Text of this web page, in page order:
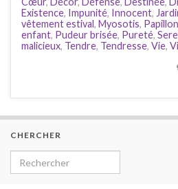
Existence, Impunité, Innocent,
vêtement estival, Myosotis,
enfant, Pudeur brisée, Pureté,
malicieux, Tendre, Tendresse, Vie,
CHERCHER
Search for: